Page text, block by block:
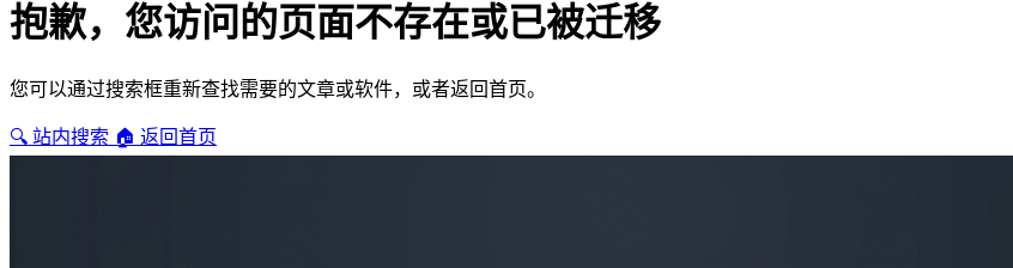
抱歉，您访问的页面不存在或已被迁移
您可以通过搜索框重新查找需要的文章或软件，或者返回首页。
🔍 站内搜索 🏠 返回首页